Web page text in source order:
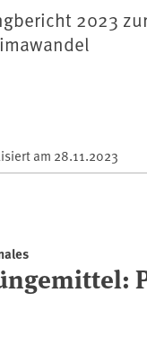
2023
am 28.11.2023